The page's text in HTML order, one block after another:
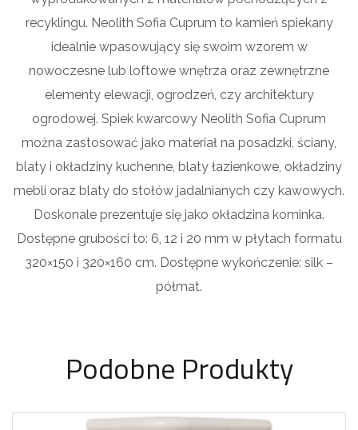
recyklingu. Neolith Sofia Cuprum to kamień spiekany
idealnie wpasowujący się swoim wzorem w
nowoczesne lub loftowe wnętrza oraz zewnętrzne
elementy elewacji, ogrodzeń, czy architektury
ogrodowej. Spiek kwarcowy Neolith Sofia Cuprum
można zastosować jako materiał na posadzki, ściany,
blaty i okładziny kuchenne, blaty łazienkowe, okładziny
mebli oraz blaty do stołów jadalnianych czy kawowych.
Doskonale prezentuje się jako okładzina kominka.
Dostępne grubości to: 6, 12 i 20 mm w płytach formatu
320×150 i 320×160 cm. Dostępne wykończenie: silk –
półmat.
Podobne Produkty